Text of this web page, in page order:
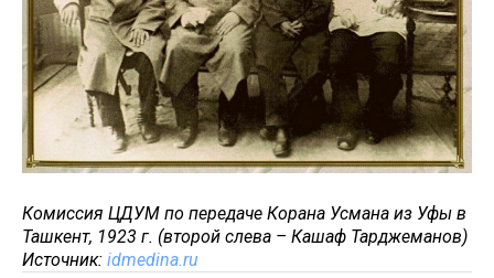
Комиссия ЦДУМ по передаче Корана Усмана из Уфы в
Ташкент, 1923 г. (второй слева – Кашаф Тарджеманов)
Источник: idmedina.ru